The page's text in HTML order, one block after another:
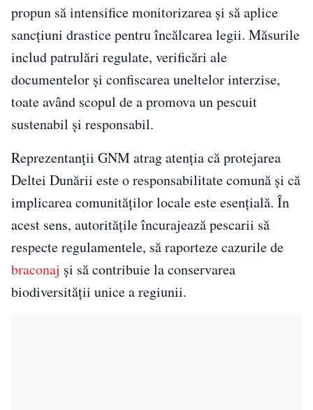
propun să intensifice monitorizarea și să aplice
sancțiuni drastice pentru încălcarea legii. Măsurile
includ patrulări regulate, verificări ale
documentelor și confiscarea uneltelor interzise,
toate având scopul de a promova un pescuit
sustenabil și responsabil.
Reprezentanții GNM atrag atenția că protejarea
Deltei Dunării este o responsabilitate comună și că
implicarea comunităților locale este esențială. În
acest sens, autoritățile încurajează pescarii să
respecte regulamentele, să raporteze cazurile de
braconaj și să contribuie la conservarea
biodiversității unice a regiunii.